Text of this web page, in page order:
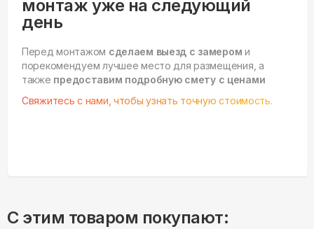
монтаж уже на следующий
день
Перед монтажом сделаем выезд с замером и
порекомендуем лучшее место для размещения, а
также предоставим подробную смету с ценами
Свяжитесь с нами, чтобы узнать точную стоимость.
С этим товаром покупают: